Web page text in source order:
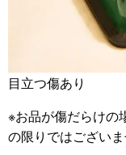
目立つ傷あり
※お品が傷だらけの
の限りではございま